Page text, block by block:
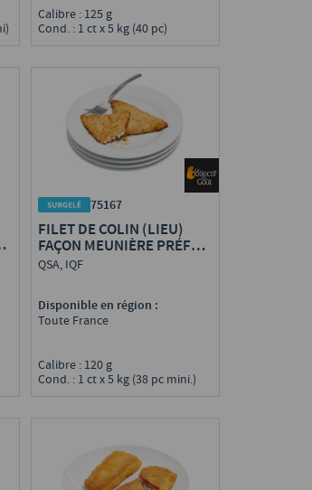
Calibre : 125 g
Cond. : 1 ct x 5 kg (40 pc)
75167
FILET DE COLIN (LIEU)
FAÇON MEUNIÈRE PRÉFRIT
MSC
QSA, IQF
Disponible en région :
Toute France
Calibre : 120 g
Cond. : 1 ct x 5 kg (38 pc mini.)